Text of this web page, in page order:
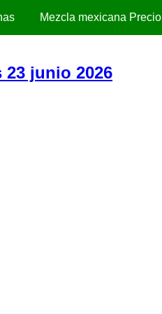
Mezcla mexicana Precio
23 junio 2026